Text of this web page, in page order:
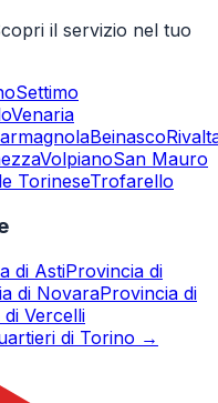
il servizio nel tuo
Settimo
Venaria
Beinasco
VolpianoSan Mauro
TorineseTrofarello
di AstiProvincia di
di NovaraProvincia di
di Vercelli
di Torino →